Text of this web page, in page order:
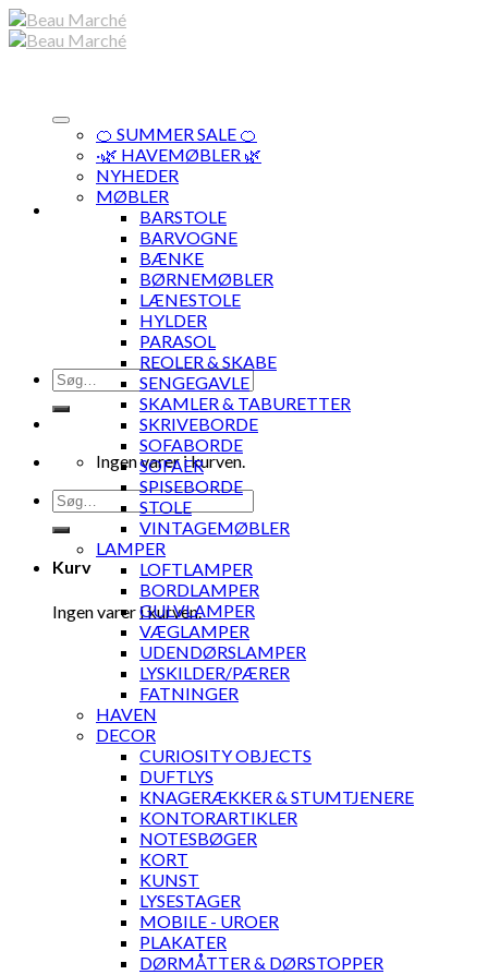
Skip
to
Søg
efter:
Ingen varer i kurven.
Søg
efter:
Kurv
Ingen varer i kurven.
🍊 SUMMER SALE 🍊
·🌿 HAVEMØBLER 🌿
NYHEDER
MØBLER
BARSTOLE
BARVOGNE
BÆNKE
BØRNEMØBLER
LÆNESTOLE
HYLDER
PARASOL
REOLER & SKABE
SENGEGAVLE
SKAMLER & TABURETTER
SKRIVEBORDE
SOFABORDE
SOFAER
SPISEBORDE
STOLE
VINTAGEMØBLER
LAMPER
LOFTLAMPER
BORDLAMPER
GULVLAMPER
VÆGLAMPER
UDENDØRSLAMPER
LYSKILDER/PÆRER
FATNINGER
HAVEN
DECOR
CURIOSITY OBJECTS
DUFTLYS
KNAGERÆKKER & STUMTJENERE
KONTORARTIKLER
NOTESBØGER
KORT
KUNST
LYSESTAGER
MOBILE - UROER
PLAKATER
DØRMÅTTER & DØRSTOPPER